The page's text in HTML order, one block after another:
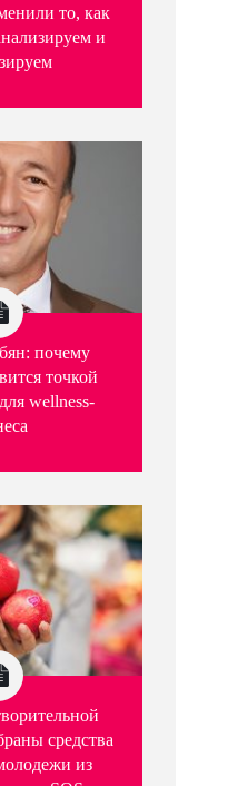
то, как
и
почему
точкой
wellness-
средства
из